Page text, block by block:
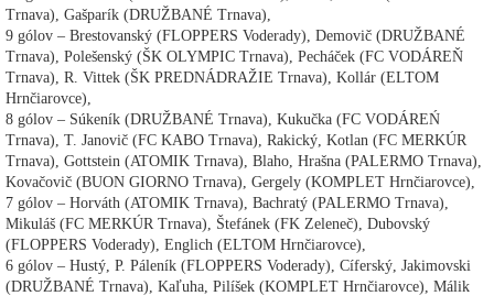
Trnava), Gašparík (DRUŽBANÉ Trnava),
9 gólov – Brestovanský (FLOPPERS Voderady), Demovič (DRUŽBANÉ
Trnava), Polešenský (ŠK OLYMPIC Trnava), Pecháček (FC VODÁREŇ
Trnava), R. Vittek (ŠK PREDNÁDRAŽIE Trnava), Kollár (ELTOM
Hrnčiarovce),
8 gólov – Súkeník (DRUŽBANÉ Trnava), Kukučka (FC VODÁREŃ
Trnava), T. Janovič (FC KABO Trnava), Rakický, Kotlan (FC MERKÚR
Trnava), Gottstein (ATOMIK Trnava), Blaho, Hrašna (PALERMO Trnava),
Kovačovič (BUON GIORNO Trnava), Gergely (KOMPLET Hrnčiarovce),
7 gólov – Horváth (ATOMIK Trnava), Bachratý (PALERMO Trnava),
Mikuláš (FC MERKÚR Trnava), Štefánek (FK Zeleneč), Dubovský
(FLOPPERS Voderady), Englich (ELTOM Hrnčiarovce),
6 gólov – Hustý, P. Páleník (FLOPPERS Voderady), Cíferský, Jakimovski
(DRUŽBANÉ Trnava), Kaľuha, Pilíšek (KOMPLET Hrnčiarovce), Málik